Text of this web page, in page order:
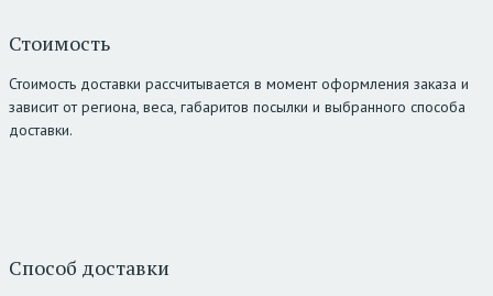
Стоимость
Стоимость доставки рассчитывается в момент оформления заказа и
зависит от региона, веса, габаритов посылки и выбранного способа
доставки.
Способ доставки